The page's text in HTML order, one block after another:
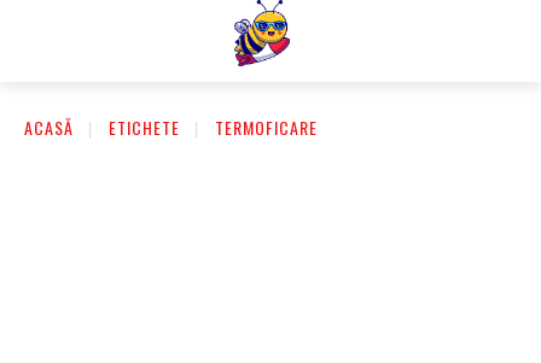
ACASĂ ETICHETE TERMOFICARE